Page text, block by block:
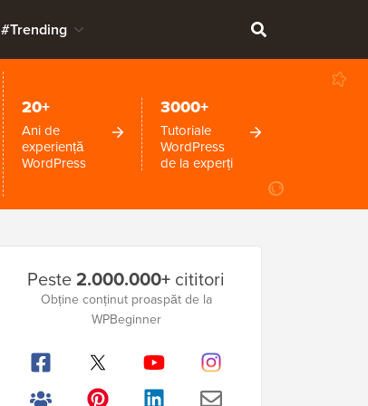
#Trending
20+
Ani de
experiență
WordPress
3000+
Tutoriale
WordPress
de la experți
laterală
Peste2.000.000+ cititori
Obține conținut proaspăt de la
WPBeginner